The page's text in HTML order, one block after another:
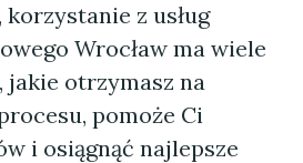
z usług
Wrocław ma wiele
jakie otrzymasz na
pomoże Ci
i osiągnąć najlepsze